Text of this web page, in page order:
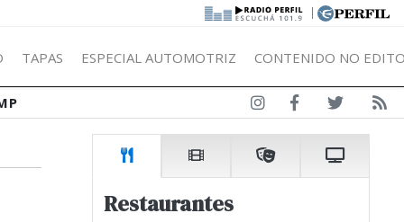
|
TAPAS ESPECIAL AUTOMOTRIZ CONTENIDO NO
Restaurantes